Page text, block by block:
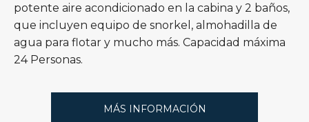
potente aire acondicionado en la cabina y 2 baños,
que incluyen equipo de snorkel, almohadilla de
agua para flotar y mucho más. Capacidad máxima
24 Personas.
MÁS INFORMACIÓN